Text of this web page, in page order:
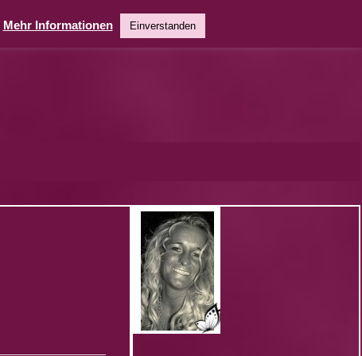
Mehr Informationen Einverstanden